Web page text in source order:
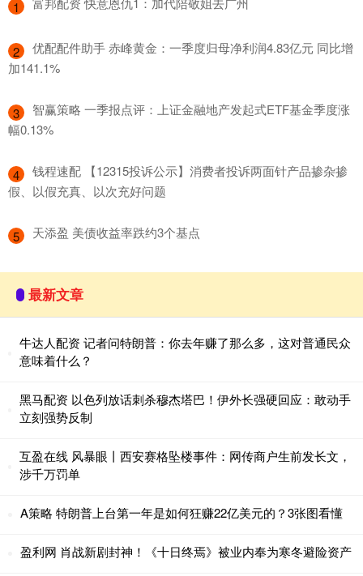
1
2
​优配配件助手 赤峰黄金：一季度归母净利润4.83亿元 同比增
加141.1%
3
​智赢策略 一季报点评：上证金融地产发起式ETF基金季度涨
幅0.13%
4
​钱程速配 【12315投诉公示】消费者投诉两面针产品掺杂掺
假、以假充真、以次充好问题
5 ​天添盈 美债收益率跌约3个基点
最新文章
牛达人配资 记者问特朗普：你去年赚了那么多，这对普通民众
意味着什么？
黑马配资 以色列放话刺杀穆杰塔巴！伊外长强硬回应：敢动手
立刻强势反制
互盈在线 风暴眼丨西安赛格坠楼事件：网传商户生前发长文，
涉千万罚单
A策略 特朗普上台第一年是如何狂赚22亿美元的？3张图看懂
盈利网 肖战新剧封神！《十日终焉》被业内奉为寒冬避险资产